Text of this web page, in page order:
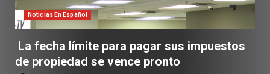
Noticias En Español
La fecha límite para pagar sus impuestos
de propiedad se vence pronto